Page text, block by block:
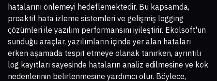
hatalarını önlemeyi hedeflemektedir. Bu kapsamda,
proaktif hata izleme sistemleri ve gelişmiş logging
çözümleri ile yazılım performansını iyileştirir. Ekolsoft'un
sunduğu araçlar, yazılımların içinde yer alan hataları
erken aşamada tespit etmeye olanak tanırken, ayrıntılı
log kayıtları sayesinde hataların analiz edilmesine ve kök
nedenlerinin belirlenmesine yardımcı olur. Böylece,